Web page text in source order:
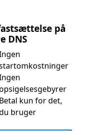
på
DNS
Betal kun for det,
bruger